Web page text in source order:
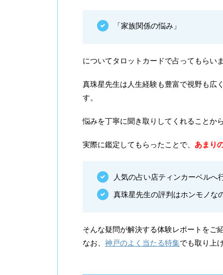
「家族関係の悩み」
についてタロットカードで占ってもらい
真珠星先生は人生経験も豊富で視野も広
す。
悩みを丁寧に聞き取りしてくれることか
実際に鑑定してもらったことで、 あまり
人気の占い店ティンカーベルへ
真珠星先生の評判はホンモノな
そんな疑問が解決する体験レポートをご
なお、 神戸のよく当たる特集でも取り上